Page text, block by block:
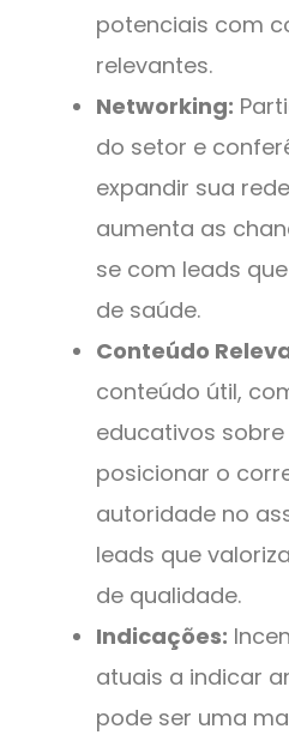
potenciais com
relevantes.
Networking:
do setor e
expandir sua
aumenta as
se com leads
de saúde.
Conteúdo
conteúdo útil,
educativos
posicionar o
autoridade no
leads que
de qualidade.
Indicações:
atuais a indicar
pode ser uma